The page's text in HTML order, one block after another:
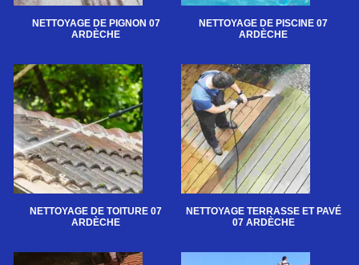
NETTOYAGE DE PIGNON 07
ARDÈCHE
NETTOYAGE DE PISCINE 07
ARDÈCHE
NETTOYAGE DE TOITURE 07
ARDÈCHE
NETTOYAGE TERRASSE ET PAVÉ
07 ARDÈCHE